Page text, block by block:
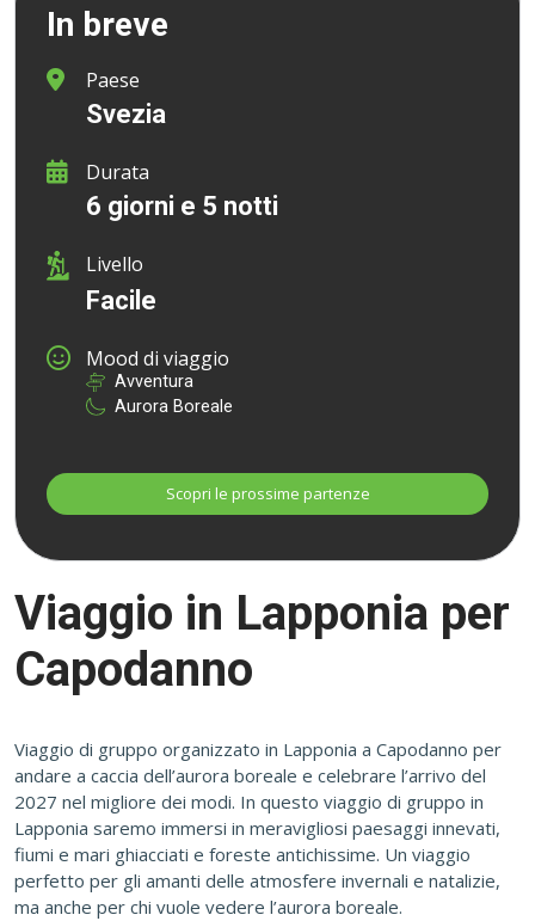
In breve
Paese
Svezia
Durata
6 giorni e 5 notti
Livello
Facile
Mood di viaggio
Avventura
Aurora Boreale
Viaggio in Lapponia per
Capodanno
Viaggio di gruppo organizzato in Lapponia a Capodanno per
andare a caccia dell’aurora boreale e celebrare l’arrivo del
2027 nel migliore dei modi. In questo viaggio di gruppo in
Lapponia saremo immersi in meravigliosi paesaggi innevati,
fiumi e mari ghiacciati e foreste antichissime. Un viaggio
perfetto per gli amanti delle atmosfere invernali e natalizie,
ma anche per chi vuole vedere l’aurora boreale.